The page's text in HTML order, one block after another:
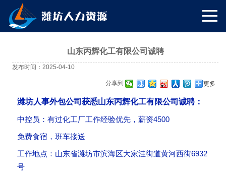
山东丙辉化工有限公司诚聘
发布时间：2025-04-10
分享到: 更多
潍坊人事外包公司获悉山东丙辉化工有限公司诚聘：
中控员：有过化工厂工作经验优先，薪资4500
免费食宿，班车接送
工作地点：山东省潍坊市滨海区大家洼街道黄河西街6932
号